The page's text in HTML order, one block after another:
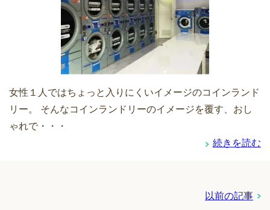
女性１人ではちょっと入りにくいイメージのコインランド
リー。 そんなコインランドリーのイメージを覆す、おし
ゃれで・・・
続きを読む
以前の記事